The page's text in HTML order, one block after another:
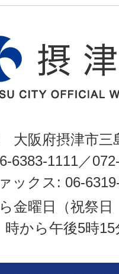
大阪府摂津市三
6383-1111／
ックス: 06-
金曜日（祝祭
時から午後5時15